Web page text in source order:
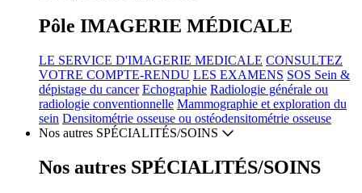
Pôle IMAGERIE MÉDICALE
LE SERVICE D'IMAGERIE MEDICALE CONSULTEZ
VOTRE COMPTE-RENDU LES EXAMENS SOS Sein &
dépistage du cancer Echographie Radiologie générale ou
radiologie conventionnelle Mammographie et exploration du
sein Densitométrie osseuse ou ostéodensitométrie osseuse
Nos autres SPÉCIALITÉS/SOINS
Nos autres SPÉCIALITÉS/SOINS